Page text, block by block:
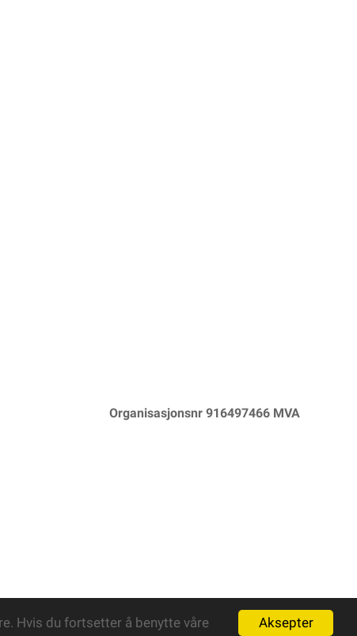
Aksepter
Hvis du fortsetter å benytte våre
Organisasjonsnr 916497466 MVA